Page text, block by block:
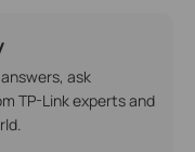
ask
TP-Link experts and